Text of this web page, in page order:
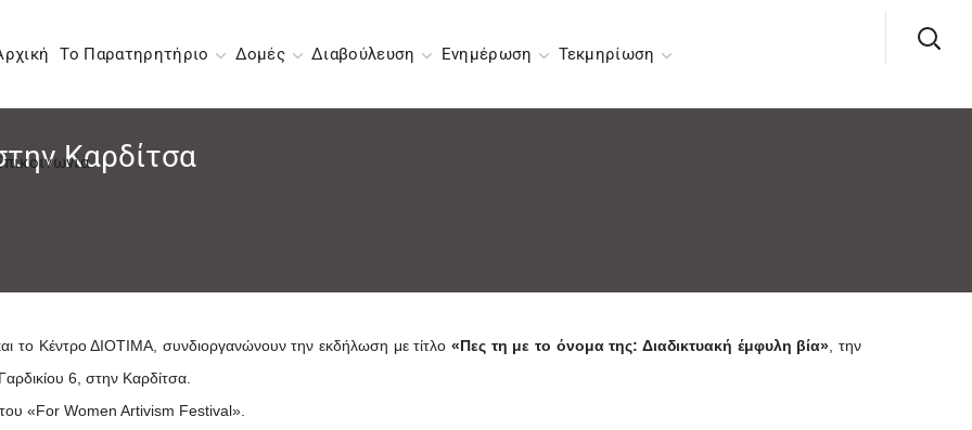
Το Παρατηρητήριο Δομές Διαβούλευση Ενημέρωση Τεκμηρίωση
Καρδίτσα
το Κέντρο ΔΙΟΤΙΜΑ, συνδιοργανώνουν την εκδήλωση με τίτλο«Πες τη με το όνομα της: Διαδικτυακή έμφυλη βία» , την
6, στην Καρδίτσα.
«For Women Artivism Festival».